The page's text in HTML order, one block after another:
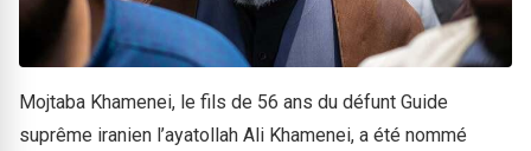
Mojtaba Khamenei, le fils de 56 ans du défunt Guide
suprême iranien l’ayatollah Ali Khamenei, a été nommé